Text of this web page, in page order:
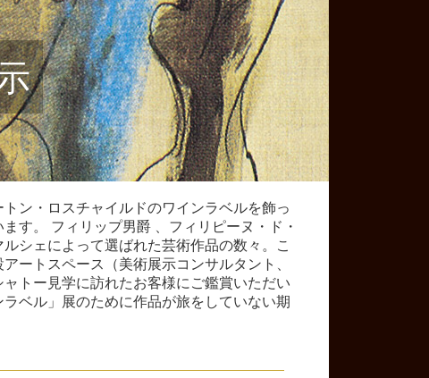
ン・ロスチャイルドのワインラベルを飾っ
す。 フィリップ男爵 、フィリピーヌ・ド・
シェによって選ばれた芸術作品の数々。こ
ートスペース（美術展示コンサルタント、
トー見学に訪れたお客様にご鑑賞いただい
ベル」展のために作品が旅をしていない期